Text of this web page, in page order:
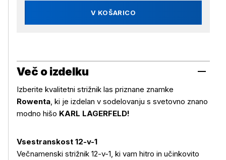
V KOŠARICO
Več o izdelku
Izberite kvalitetni strižnik las priznane znamke
Rowenta , ki je izdelan v sodelovanju s svetovno znano
modno hišo KARL LAGERFELD!
Vsestranskost 12-v-1
Večnamenski strižnik 12-v-1, ki vam hitro in učinkovito